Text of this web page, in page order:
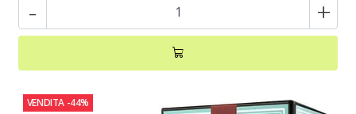
- +
VENDITA -44%